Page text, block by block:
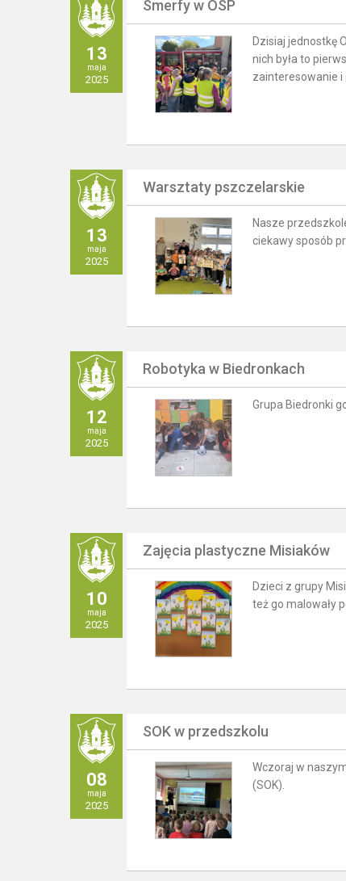
13
maja
2025
Smerfy w OSP
Dzisiaj jednostkę
nich była to
zainteresowanie i
13
maja
2025
Warsztaty pszczelarskie
Nasze
ciekawy sposób
12
maja
2025
Robotyka w Biedronkach
Grupa Biedronki
10
maja
2025
Zajęcia plastyczne Misiaków
Dzieci z grupy
też go malowały
08
maja
2025
SOK w przedszkolu
Wczoraj w
(SOK).